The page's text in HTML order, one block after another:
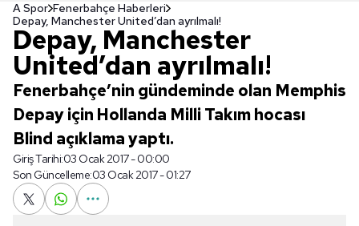
A Spor Fenerbahçe Haberleri
Depay, Manchester United’dan ayrılmalı!
Depay, Manchester
United’dan ayrılmalı!
Fenerbahçe’nin gündeminde olan Memphis
Depay için Hollanda Milli Takım hocası
Blind açıklama yaptı.
Giriş Tarihi:03 Ocak 2017 - 00:00
Son Güncelleme:03 Ocak 2017 - 01:27